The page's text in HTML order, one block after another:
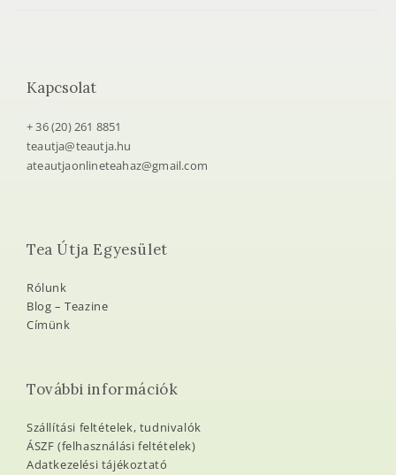
Kapcsolat
+ 36 (20) 261 8851
teautja@teautja.hu
ateautjaonlineteahaz@gmail.com
Tea Útja Egyesület
Rólunk
Blog – Teazine
Címünk
További információk
Szállítási feltételek, tudnivalók
ÁSZF (felhasználási feltételek)
Adatkezelési tájékoztató